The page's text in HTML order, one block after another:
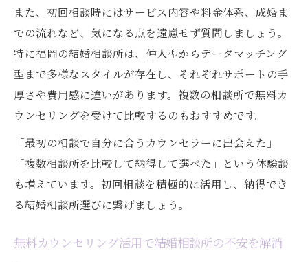
2ちゃんねるやネットの結婚相談所情報の活
用法
短期成婚を目指す婚活戦略と相談所の違い
結婚相談所カウンセリングで短期成婚を実
現する秘訣
婚活3ヶ月ルールを結婚相談所で活かすコツ
福岡で40代にも選ばれる結婚相談所の婚活
戦略
短期成婚に強い仲人型結婚相談所の特徴と
は
画を立てる
また、初回相談時にはサービス内容や料金体系、成婚ま
での流れなど、気になる点を遠慮せず質問しましょう。
特に福岡の結婚相談所は、仲人型からデータマッチング
型まで多様なスタイルが存在し、それぞれサポートの手
厚さや費用感に違いがあります。複数の相談所で無料カ
ウンセリングを受けて比較するのもおすすめです。
「最初の相談で自分に合うカウンセラーに出会えた」
「複数相談所を比較して納得して選べた」という体験談
も増えています。初回相談を積極的に活用し、納得でき
る結婚相談所選びに繋げましょう。
無料カウンセリング活用で結婚相談所の不安を解消